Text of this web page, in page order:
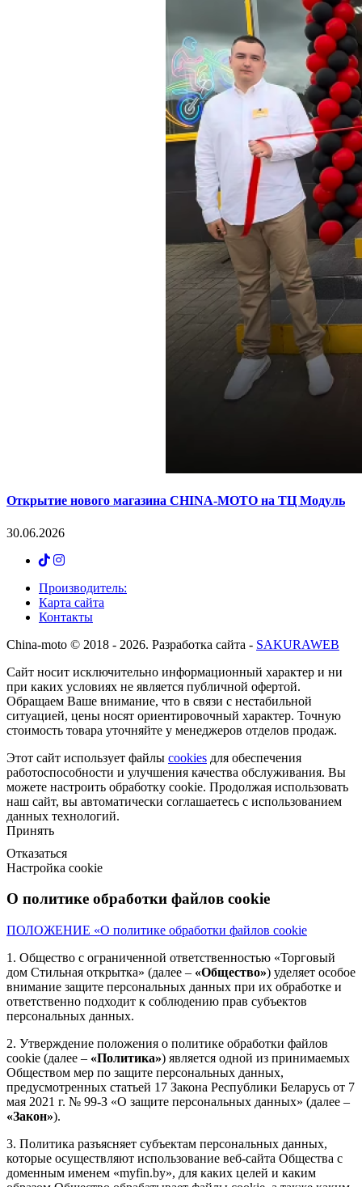
Открытие нового магазина CHINA-MOTO на ТЦ Модуль
30.06.2026
Производитель:
Карта сайта
Контакты
Сhina-moto © 2018 - 2026. Разработка сайта - SAKURAWEB
Сайт носит исключительно информационный характер и ни
при каких условиях не является публичной офертой.
Обращаем Ваше внимание, что в связи с нестабильной
ситуацией, цены носят ориентировочный характер. Точную
стоимость товара уточняйте у менеджеров отделов продаж.
Этот сайт использует файлы cookies для обеспечения
работоспособности и улучшения качества обслуживания. Вы
можете настроить обработку cookie. Продолжая использовать
наш сайт, вы автоматически соглашаетесь с использованием
данных технологий.
Принять
Отказаться
Настройка cookie
О политике обработки файлов cookie
ПОЛОЖЕНИЕ «О политике обработки файлов cookie
1. Общество с ограниченной ответственностью «Торговый
дом Стильная открытка» (далее – «Общество») уделяет особое
внимание защите персональных данных при их обработке и
ответственно подходит к соблюдению прав субъектов
персональных данных.
2. Утверждение положения о политике обработки файлов
cookie (далее – «Политика») является одной из принимаемых
Обществом мер по защите персональных данных,
предусмотренных статьей 17 Закона Республики Беларусь от 7
мая 2021 г. № 99-З «О защите персональных данных» (далее –
«Закон»).
3. Политика разъясняет субъектам персональных данных,
которые осуществляют использование веб-сайта Общества с
доменным именем «myfin.by», для каких целей и каким